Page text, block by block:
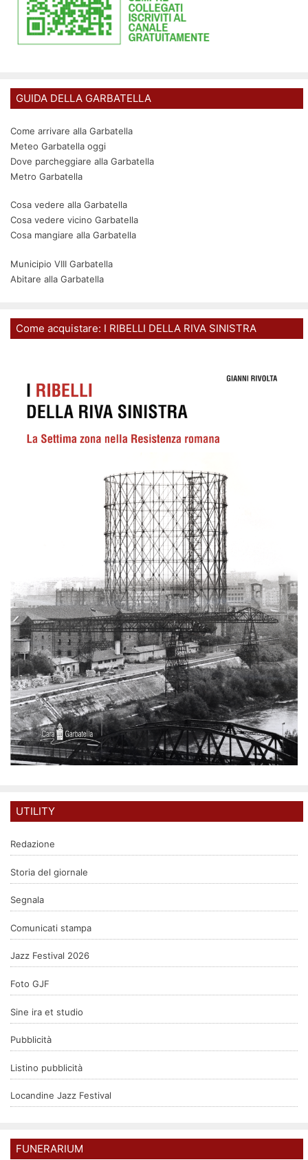
GUIDA DELLA GARBATELLA
Come arrivare alla Garbatella
Meteo Garbatella oggi
Dove parcheggiare alla Garbatella
Metro Garbatella
Cosa vedere alla Garbatella
Cosa vedere vicino Garbatella
Cosa mangiare alla Garbatella
Municipio VIII Garbatella
Abitare alla Garbatella
Come acquistare: I RIBELLI DELLA RIVA SINISTRA
UTILITY
Redazione
Storia del giornale
Segnala
Comunicati stampa
Jazz Festival 2026
Foto GJF
Sine ira et studio
Pubblicità
Listino pubblicità
Locandine Jazz Festival
FUNERARIUM